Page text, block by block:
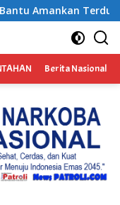
Narkoba, Kasus
Berita Nasional